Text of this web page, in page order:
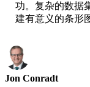
功。复杂的数据
建有意义的条形
Jon Conradt